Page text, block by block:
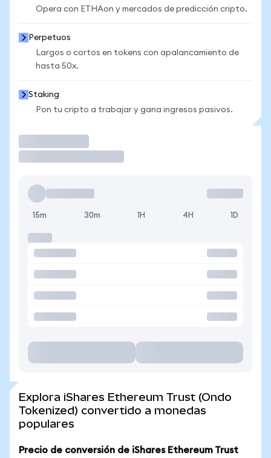
Opera con ETHAon y mercados de predicción cripto.
Perpetuos
Largos o cortos en tokens con apalancamiento de
hasta 50x.
Staking
Pon tu cripto a trabajar y gana ingresos pasivos.
15m 30m 1H 4H 1D
Explora iShares Ethereum Trust (Ondo
Tokenized) convertido a monedas
populares
Precio de conversión de iShares Ethereum Trust